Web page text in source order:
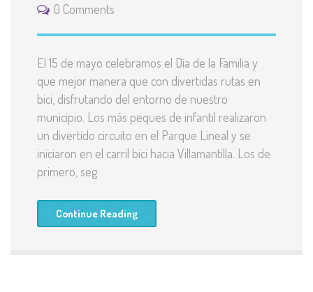
0 Comments
El 15 de mayo celebramos el Día de la Familia y
que mejor manera que con divertidas rutas en
bici, disfrutando del entorno de nuestro
municipio. Los más peques de infantil realizaron
un divertido circuito en el Parque Lineal y se
iniciaron en el carril bici hacia Villamantilla. Los de
primero, seg
Continue Reading